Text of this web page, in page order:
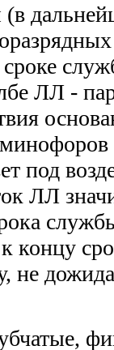
ЛЛ -
под
ЛЛ
концу
не